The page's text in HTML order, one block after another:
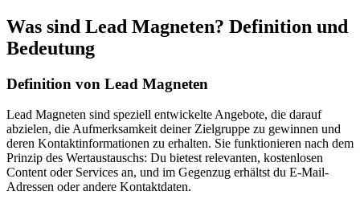
Was sind Lead Magneten? Definition und
Bedeutung
Definition von Lead Magneten
Lead Magneten sind speziell entwickelte Angebote, die darauf
abzielen, die Aufmerksamkeit deiner Zielgruppe zu gewinnen und
deren Kontaktinformationen zu erhalten. Sie funktionieren nach dem
Prinzip des Wertaustauschs: Du bietest relevanten, kostenlosen
Content oder Services an, und im Gegenzug erhältst du E-Mail-
Adressen oder andere Kontaktdaten.